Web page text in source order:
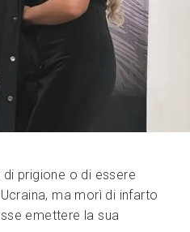
prigione o di essere
ma morì di infarto
emettere la sua